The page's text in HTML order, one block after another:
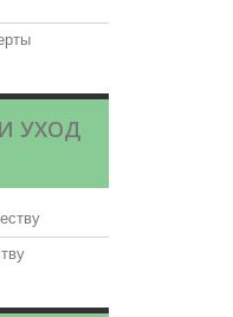
УХОД